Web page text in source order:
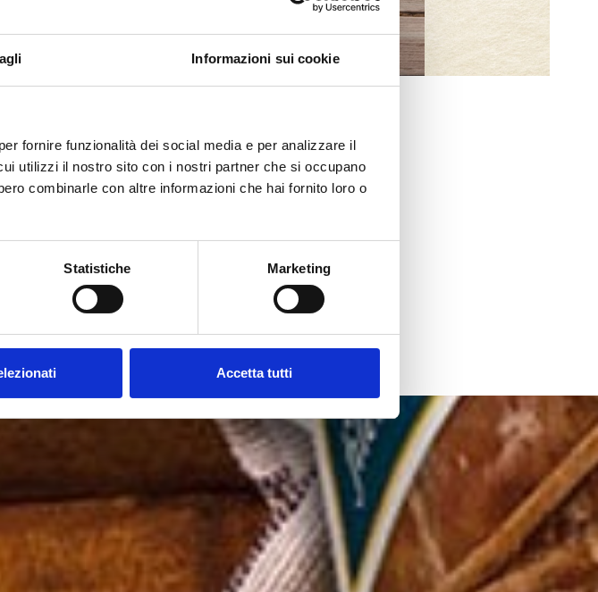
Informazioni sui cookie
fornire funzionalità dei social media e per analizzare il
utilizzi il nostro sito con i nostri partner che si occupano
combinarle con altre informazioni che hai fornito loro o
Statistiche Marketing
Accetta tutti